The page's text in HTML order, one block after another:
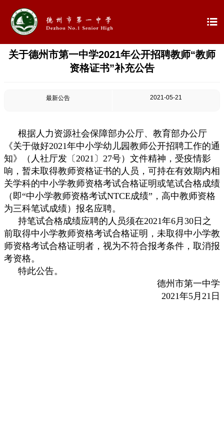

关于德州市第一中学2021年公开招聘教师“教师
资格证书”补充公告
最新公告 2021-05-21
根据人力资源社会保障部办公厅、教育部办公厅
《关于做好2021年中小学幼儿园教师公开招聘工作的通
知》（人社厅发〔2021〕27号）文件精神，受疫情影
响，暂未取得教师资格证书的人员，可持在有效期内相
关学科的中小学教师资格考试合格证明或笔试合格成绩
（即“中小学教师资格考试NTCE成绩”，高中教师资格
为三科笔试成绩）报名应聘。
持笔试合格成绩应聘的人员须在2021年6月30日之
前取得中小学教师资格考试合格证明，未取得中小学教
师资格考试合格证明者，视为不符合报考条件，取消报
考资格。
特此公告。
德州市第一中学
2021年5月21日
 首页
 教学教研
 最新公告
 校园新闻
 科学技术实验校